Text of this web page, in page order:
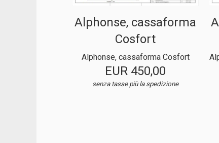
Alphonse, cassaforma
Cosfort
Alphonse, cassaforma Cosfort
EUR 450,00
senza tasse più la spedizione